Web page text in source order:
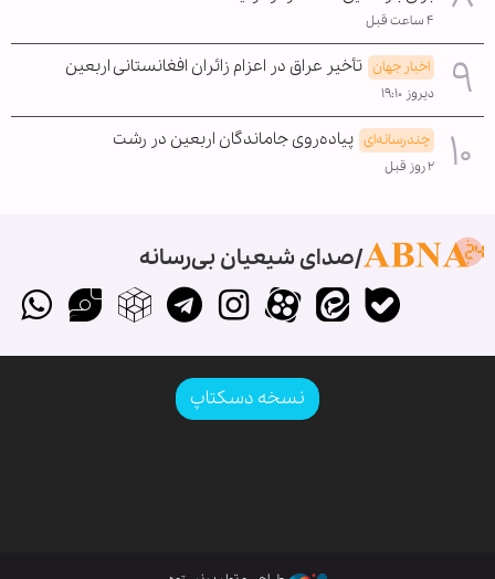
۴ ساعت قبل
اخبار جهان تأخیر عراق در اعزام زائران افغانستانی اربعین
دیروز ۱۹:۱۰
چندرسانه‌ای پیاده‌روی جاماندگان اربعین در رشت
۲ روز قبل
صدای شیعیان بی‌رسانه
نسخه دسکتاپ